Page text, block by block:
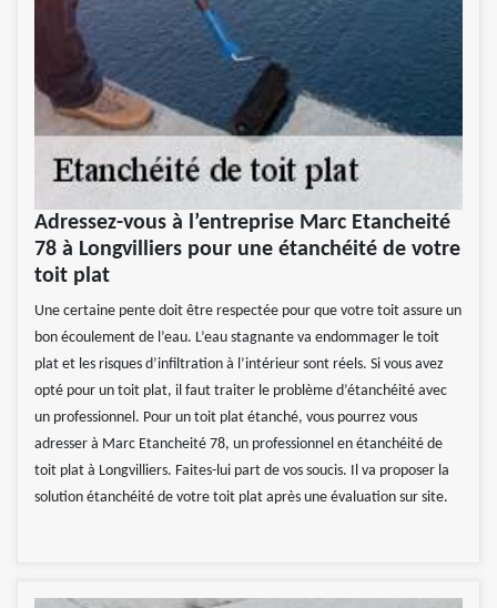
Adressez-vous à l’entreprise Marc Etancheité
78 à Longvilliers pour une étanchéité de votre
toit plat
Une certaine pente doit être respectée pour que votre toit assure un
bon écoulement de l’eau. L’eau stagnante va endommager le toit
plat et les risques d’infiltration à l’intérieur sont réels. Si vous avez
opté pour un toit plat, il faut traiter le problème d’étanchéité avec
un professionnel. Pour un toit plat étanché, vous pourrez vous
adresser à Marc Etancheité 78, un professionnel en étanchéité de
toit plat à Longvilliers. Faites-lui part de vos soucis. Il va proposer la
solution étanchéité de votre toit plat après une évaluation sur site.